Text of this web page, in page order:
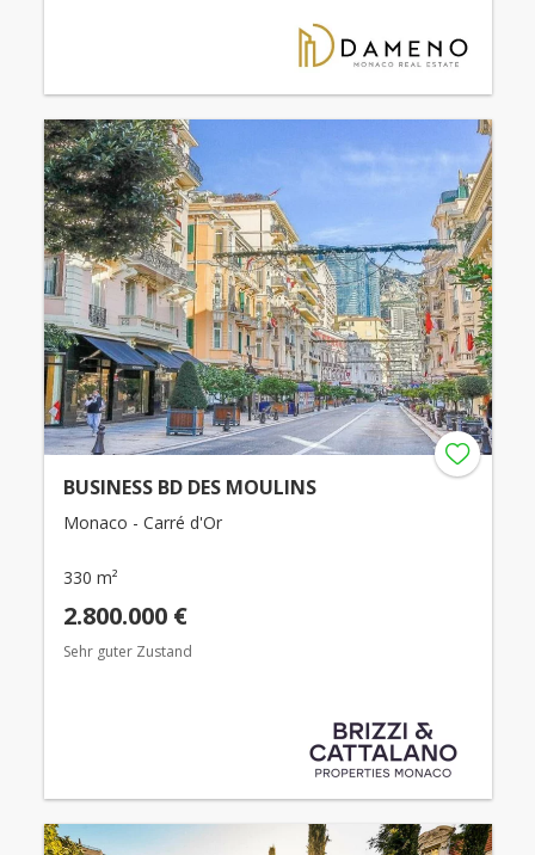
BUSINESS BD DES MOULINS
Monaco - Carré d'Or
330 m²
2.800.000 €
Sehr guter Zustand